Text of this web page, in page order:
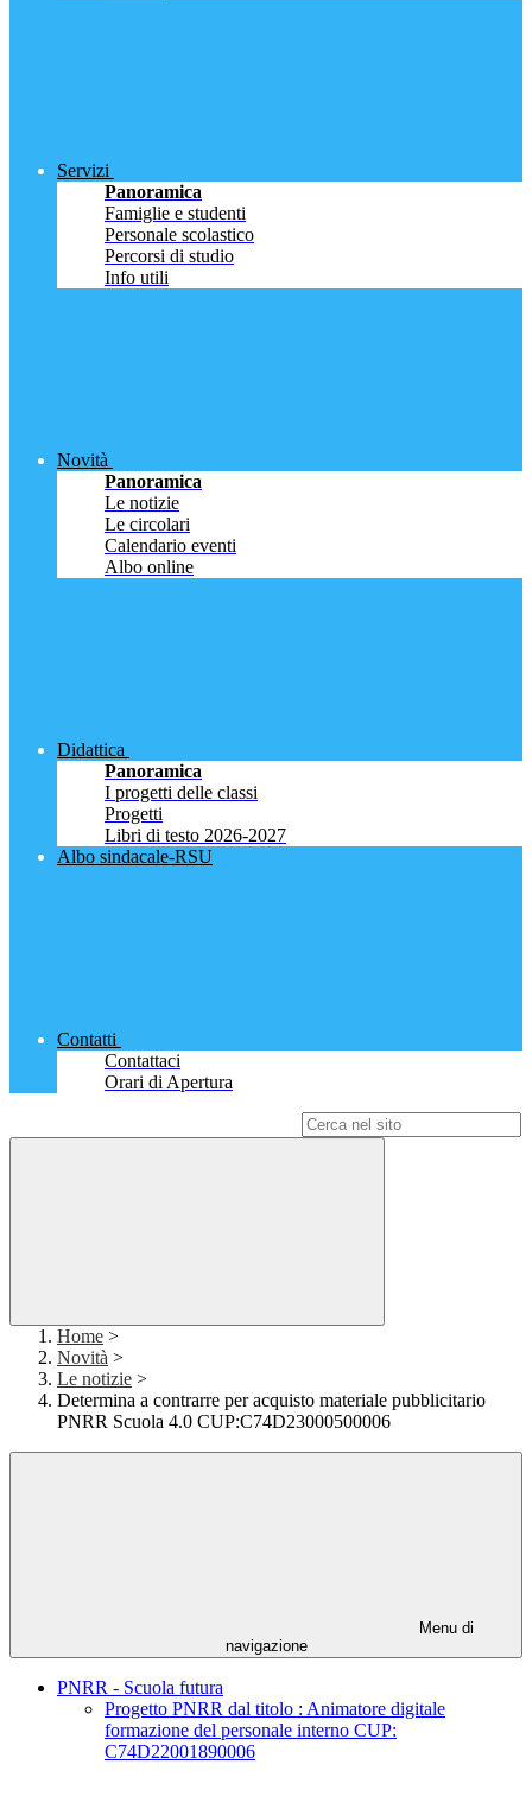
Servizi
Panoramica
Famiglie e studenti
Personale scolastico
Percorsi di studio
Info utili
Novità
Panoramica
Le notizie
Le circolari
Calendario eventi
Albo online
Didattica
Panoramica
I progetti delle classi
Progetti
Libri di testo 2026-2027
Albo sindacale-RSU
Contatti
Contattaci
Orari di Apertura
Home >
Novità >
Le notizie >
Determina a contrarre per acquisto materiale pubblicitario
PNRR Scuola 4.0 CUP:C74D23000500006
Menu di
navigazione
PNRR - Scuola futura
Progetto PNRR dal titolo : Animatore digitale
formazione del personale interno CUP:
C74D22001890006